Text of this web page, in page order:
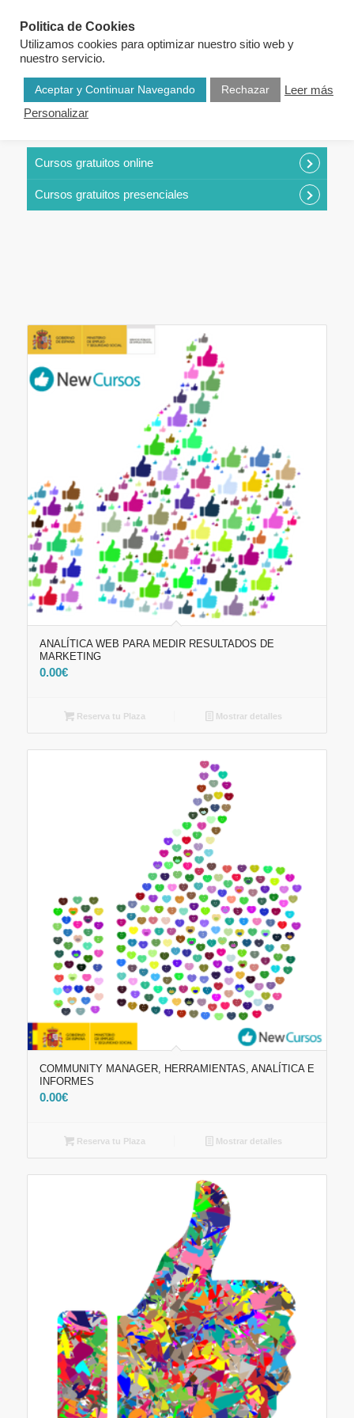
Cursos gratuitos online
Cursos gratuitos presenciales
ANALÍTICA WEB PARA MEDIR RESULTADOS DE
MARKETING
0.00€
Reserva tu Plaza Mostrar detalles
COMMUNITY MANAGER, HERRAMIENTAS, ANALÍTICA E
INFORMES
0.00€
Reserva tu Plaza Mostrar detalles
Politica de Cookies
Utilizamos cookies para optimizar nuestro sitio web y
nuestro servicio.
Aceptar y Continuar Navegando Rechazar
Leer más
Personalizar